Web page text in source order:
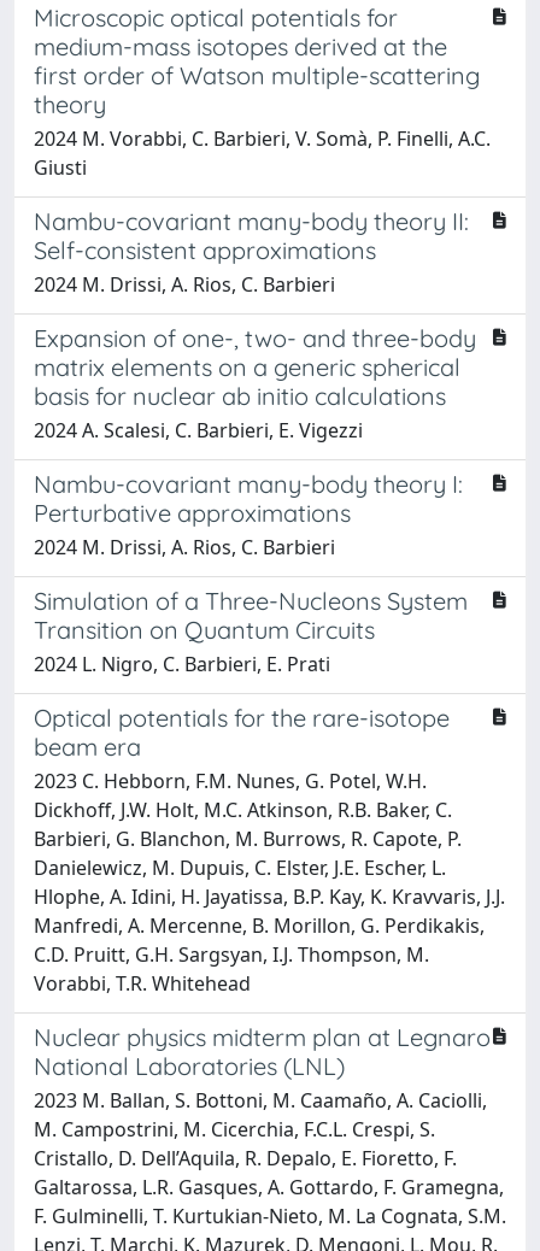
Microscopic optical potentials for
medium-mass isotopes derived at the
first order of Watson multiple-scattering
theory
2024 M. Vorabbi, C. Barbieri, V. Somà, P. Finelli, A.C.
Giusti
Nambu-covariant many-body theory II:
Self-consistent approximations
2024 M. Drissi, A. Rios, C. Barbieri
Expansion of one-, two- and three-body
matrix elements on a generic spherical
basis for nuclear ab initio calculations
2024 A. Scalesi, C. Barbieri, E. Vigezzi
Nambu-covariant many-body theory I:
Perturbative approximations
2024 M. Drissi, A. Rios, C. Barbieri
Simulation of a Three-Nucleons System
Transition on Quantum Circuits
2024 L. Nigro, C. Barbieri, E. Prati
Optical potentials for the rare-isotope
beam era
2023 C. Hebborn, F.M. Nunes, G. Potel, W.H.
Dickhoff, J.W. Holt, M.C. Atkinson, R.B. Baker, C.
Barbieri, G. Blanchon, M. Burrows, R. Capote, P.
Danielewicz, M. Dupuis, C. Elster, J.E. Escher, L.
Hlophe, A. Idini, H. Jayatissa, B.P. Kay, K. Kravvaris, J.J.
Manfredi, A. Mercenne, B. Morillon, G. Perdikakis,
C.D. Pruitt, G.H. Sargsyan, I.J. Thompson, M.
Vorabbi, T.R. Whitehead
Nuclear physics midterm plan at Legnaro
National Laboratories (LNL)
2023 M. Ballan, S. Bottoni, M. Caamaño, A. Caciolli,
M. Campostrini, M. Cicerchia, F.C.L. Crespi, S.
Cristallo, D. Dell’Aquila, R. Depalo, E. Fioretto, F.
Galtarossa, L.R. Gasques, A. Gottardo, F. Gramegna,
F. Gulminelli, T. Kurtukian-Nieto, M. La Cognata, S.M.
Lenzi, T. Marchi, K. Mazurek, D. Mengoni, L. Mou, R.